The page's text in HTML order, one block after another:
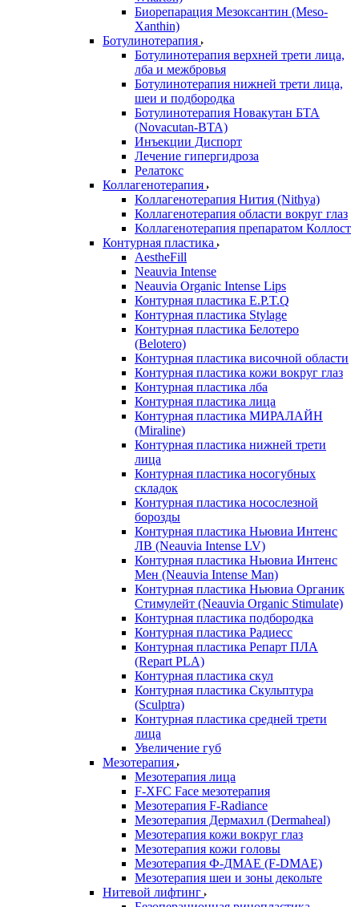
Биорепарация Мезоксантин (Meso-
Xanthin)
Ботулинотерапия
Ботулинотерапия верхней трети лица,
лба и межбровья
Ботулинотерапия нижней трети лица,
шеи и подбородка
Ботулинотерапия Новакутан БТА
(Novacutan-BTA)
Инъекции Диспорт
Лечение гипергидроза
Релатокс
Коллагенотерапия
Коллагенотерапия Нития (Nithya)
Коллагенотерапия области вокруг глаз
Коллагенотерапия препаратом Коллост
Контурная пластика
AestheFill
Neauvia Intense
Neauvia Organic Intense Lips
Контурная пластика E.P.T.Q
Контурная пластика Stylage
Контурная пластика Белотеро
(Belotero)
Контурная пластика височной области
Контурная пластика кожи вокруг глаз
Контурная пластика лба
Контурная пластика лица
Контурная пластика МИРАЛАЙН
(Miraline)
Контурная пластика нижней трети
лица
Контурная пластика носогубных
складок
Контурная пластика носослезной
борозды
Контурная пластика Ньювиа Интенс
ЛВ (Neauvia Intense LV)
Контурная пластика Ньювиа Интенс
Мен (Neauvia Intense Man)
Контурная пластика Ньювиа Органик
Стимулейт (Neauvia Organic Stimulate)
Контурная пластика подбородка
Контурная пластика Радиесс
Контурная пластика Репарт ПЛА
(Repart PLA)
Контурная пластика скул
Контурная пластика Скульптура
(Sculptra)
Контурная пластика средней трети
лица
Увеличение губ
Мезотерапия
Мезотерапия лица
F-XFC Face мезотерапия
Мезотерапия F-Radiance
Мезотерапия Дермахил (Dermaheal)
Мезотерапия кожи вокруг глаз
Мезотерапия кожи головы
Мезотерапия Ф-ДМАЕ (F-DMAE)
Мезотерапия шеи и зоны декольте
Нитевой лифтинг